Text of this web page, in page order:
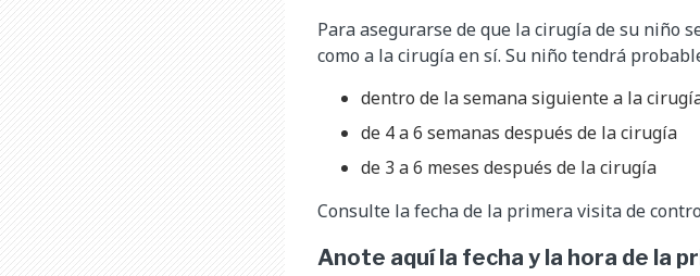
Para asegurarse de que la cirugía de su niño
como a la cirugía en sí. Su niño tendrá
dentro de la semana siguiente a la
de 4 a 6 semanas después de la cirugía
de 3 a 6 meses después de la cirugía
Consulte la fecha de la primera visita de
Anote aquí la fecha y la hora de la